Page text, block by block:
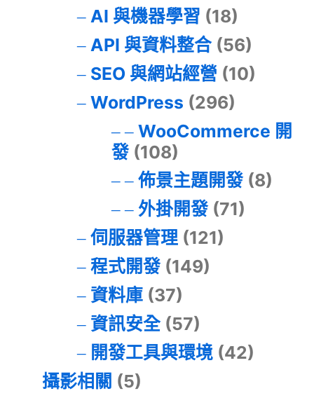
AI 與機器學習 (18)
API 與資料整合(56)
SEO 與網站經營 (10)
WordPress (296)
WooCommerce 開
發(108)
佈景主題開發(8)
外掛開發(71)
伺服器管理(121)
程式開發(149)
資料庫(37)
資訊安全(57)
開發工具與環境(42)
攝影相關 (5)